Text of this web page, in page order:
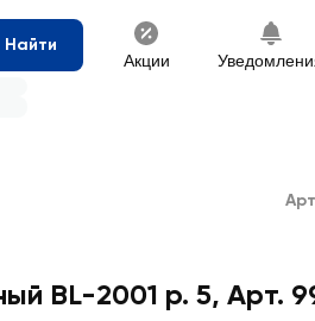
Найти
Акции
BL-2001 р. 5, Арт.